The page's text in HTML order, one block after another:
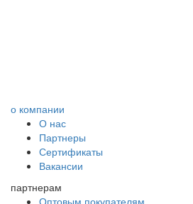
о компании
О нас
Партнеры
Сертификаты
Вакансии
партнерам
Оптовым покупателям